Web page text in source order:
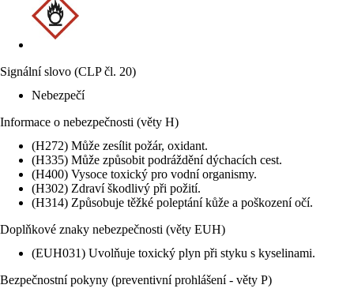
Signální slovo (CLP čl. 20)
Nebezpečí
Informace o nebezpečnosti (věty H)
(H272) Může zesílit požár, oxidant.
(H335) Může způsobit podráždění dýchacích cest.
(H400) Vysoce toxický pro vodní organismy.
(H302) Zdraví škodlivý při požití.
(H314) Způsobuje těžké poleptání kůže a poškození očí.
Doplňkové znaky nebezpečnosti (věty EUH)
(EUH031) Uvolňuje toxický plyn při styku s kyselinami.
Bezpečnostní pokyny (preventivní prohlášení - věty P)